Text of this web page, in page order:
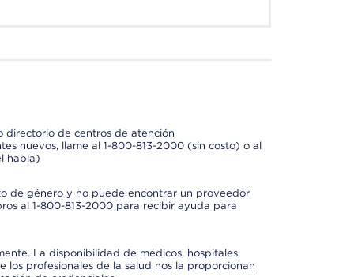
directorio de centros de atención
nuevos, llame al 1-800-813-2000 (sin costo) o al
habla)
de género y no puede encontrar un proveedor
al 1-800-813-2000 para recibir ayuda para
La disponibilidad de médicos, hospitales,
los profesionales de la salud nos la proporcionan